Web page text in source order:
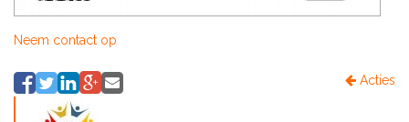
Neem contact op
Acties